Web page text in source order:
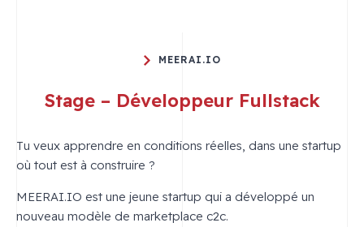
MEERAI.IO
Stage – Développeur Fullstack
Tu veux apprendre en conditions réelles, dans une startup
où tout est à construire ?
MEERAI.IO est une jeune startup qui a développé un
nouveau modèle de marketplace c2c.